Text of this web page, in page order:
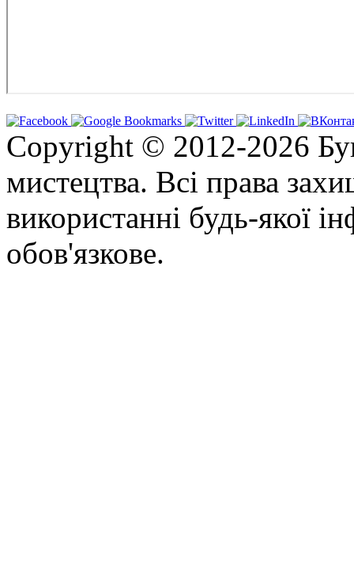
Copyright © 2012-2026
мистецтва. Всі права
використанні будь-якої
обов'язкове.